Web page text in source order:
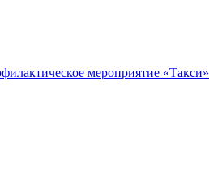
мероприятие «Такси»